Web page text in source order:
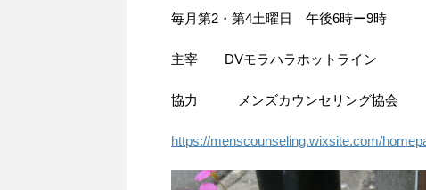
毎月第2・第4土曜日 午後6時ー9時
主宰 DVモラハラホットライン
協力 メンズカウンセリング協会
https://menscounseling.wixsite.com/